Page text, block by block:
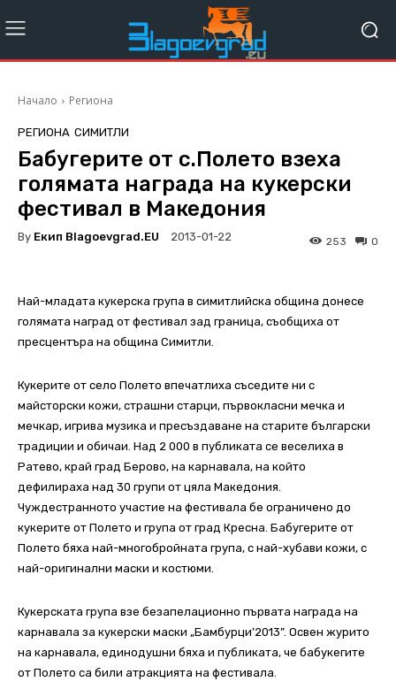
Начало Региона
РЕГИОНА СИМИТЛИ
Бабугерите от с.Полето взеха
голямата награда на кукерски
фестивал в Македония
By Екип Blagoevgrad.EU 2013-01-22 0
253
Най-младата кукерска група в симитлийска община донесе
голямата наград от фестивал зад граница, съобщиха от
пресцентъра на община Симитли.
Кукерите от село Полето впечатлиха съседите ни с
майсторски кожи, страшни старци, първокласни мечка и
мечкар, игрива музика и пресъздаване на старите български
традиции и обичаи. Над 2 000 в публиката се веселиха в
Ратево, край град Берово, на карнавала, на който
дефилираха над 30 групи от цяла Македония.
Чуждестранното участие на фестивала бе ограничено до
кукерите от Полето и група от град Кресна. Бабугерите от
Полето бяха най-многобройната група, с най-хубави кожи, с
най-оригинални маски и костюми.
Кукерската група взе безапелационно първата награда на
карнавала за кукерски маски „Бамбурци’2013”. Освен журито
на карнавала, единодушни бяха и публиката, че бабукегите
от Полето са били атракцията на фестивала.